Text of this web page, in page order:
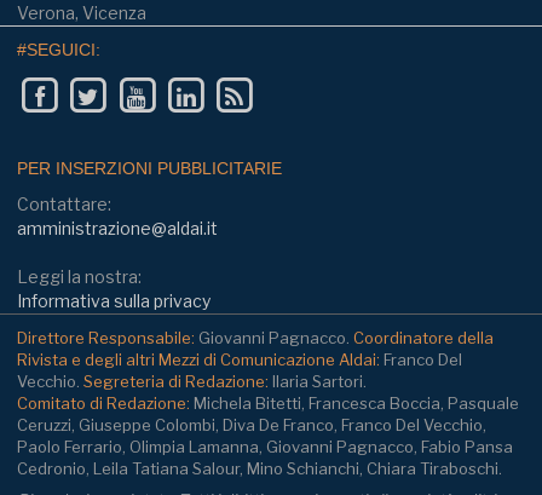
Verona, Vicenza
#SEGUICI:
PER INSERZIONI PUBBLICITARIE
Contattare:
amministrazione@aldai.it
Leggi la nostra:
Informativa sulla privacy
Direttore Responsabile: Giovanni Pagnacco. Coordinatore della
Rivista e degli altri Mezzi di Comunicazione Aldai: Franco Del
Vecchio. Segreteria di Redazione: Ilaria Sartori.
Comitato di Redazione: Michela Bitetti, Francesca Boccia, Pasquale
Ceruzzi, Giuseppe Colombi, Diva De Franco, Franco Del Vecchio,
Paolo Ferrario, Olimpia Lamanna, Giovanni Pagnacco, Fabio Pansa
Cedronio, Leila Tatiana Salour, Mino Schianchi, Chiara Tiraboschi.